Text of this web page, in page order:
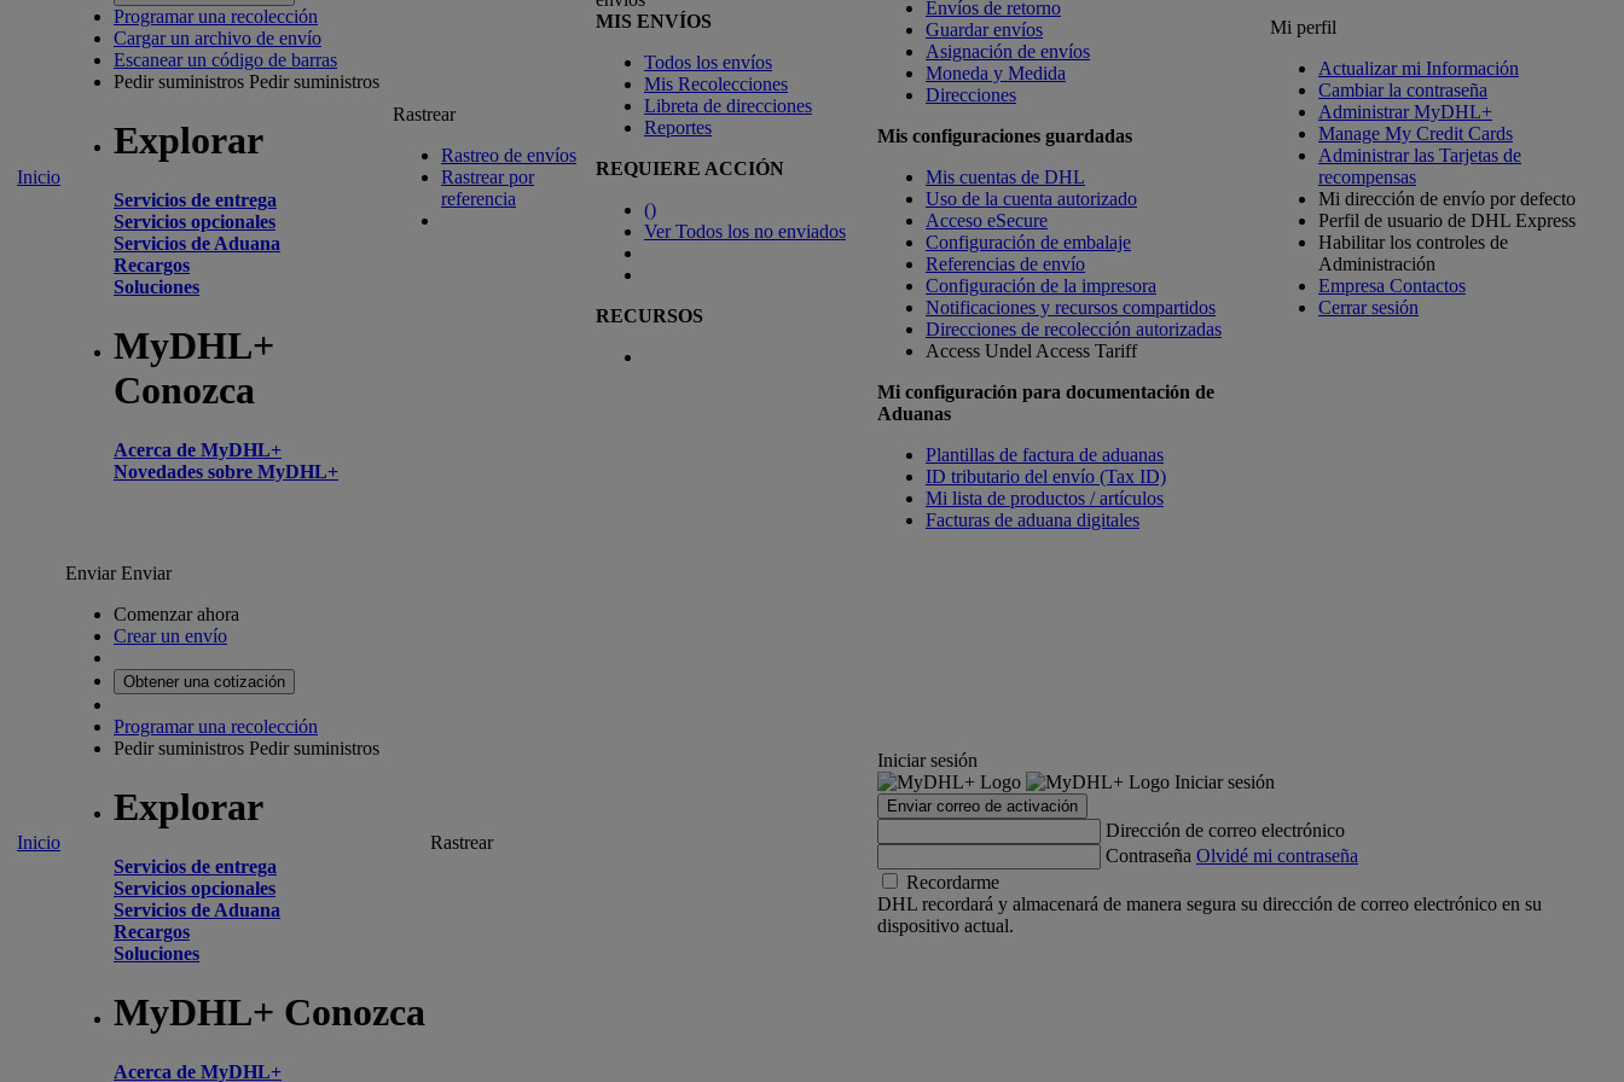
Inicio
Programar una recolección
Cargar un archivo de envío
Escanear un código de barras
Pedir suministros Pedir suministros
Explorar
Servicios de entrega
Servicios opcionales
Servicios de Aduana
Recargos
Soluciones
MyDHL+
Conozca
Acerca de MyDHL+
Novedades sobre MyDHL+
Rastrear
Rastreo de envíos
Rastrear por
referencia
MIS ENVÍOS
Todos los envíos
Mis Recolecciones
Libreta de direcciones
Reportes
REQUIERE ACCIÓN
()
Ver Todos los no enviados
RECURSOS
Envíos de retorno
Guardar envíos
Asignación de envíos
Moneda y Medida
Direcciones
Mis configuraciones guardadas
Mis cuentas de DHL
Uso de la cuenta autorizado
Acceso eSecure
Configuración de embalaje
Referencias de envío
Configuración de la impresora
Notificaciones y recursos compartidos
Direcciones de recolección autorizadas
Access Undel Access Tariff
Mi configuración para documentación de
Aduanas
Plantillas de factura de aduanas
ID tributario del envío (Tax ID)
Mi lista de productos / artículos
Facturas de aduana digitales
Mi perfil
Actualizar mi Información
Cambiar la contraseña
Administrar MyDHL+
Manage My Credit Cards
Administrar las Tarjetas de
recompensas
Mi dirección de envío por defecto
Perfil de usuario de DHL Express
Habilitar los controles de
Administración
Empresa Contactos
Cerrar sesión
Inicio
EnviarEnviar
Comenzar ahora
Crear un envío
Obtener una cotización
Programar una recolección
Pedir suministros Pedir suministros
Explorar
Servicios de entrega
Servicios opcionales
Servicios de Aduana
Recargos
Soluciones
MyDHL+ Conozca
Acerca de MyDHL+
Rastrear
Iniciar sesión
Iniciar sesión
Enviar correo de activación
Dirección de correo electrónico
Contraseña Olvidé mi contraseña
Recordarme
DHL recordará y almacenará de manera segura su dirección de correo electrónico en su
dispositivo actual.